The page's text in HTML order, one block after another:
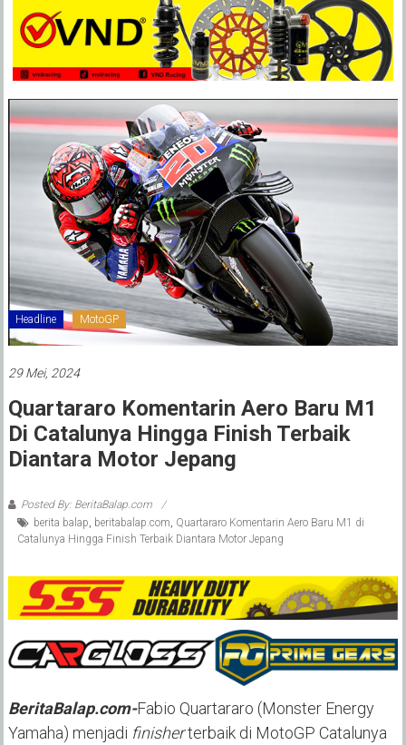
Headline MotoGP
29 Mei, 2024
Quartararo Komentarin Aero Baru M1
Di Catalunya Hingga Finish Terbaik
Diantara Motor Jepang
Posted By: BeritaBalap.com
berita balap, beritabalap.com, Quartararo Komentarin Aero Baru M1 di
Catalunya Hingga Finish Terbaik Diantara Motor Jepang
BeritaBalap.com-Fabio Quartararo (Monster Energy
Yamaha) menjadi finisherterbaik di MotoGP Catalunya